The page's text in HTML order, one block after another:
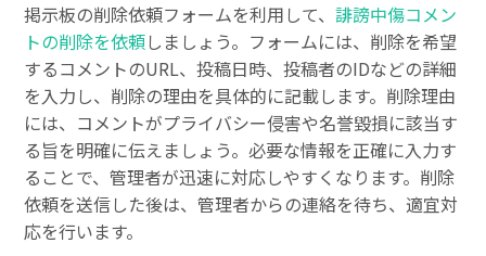
掲示板の削除依頼フォームを利用して、誹謗中傷コメン
トの削除を依頼しましょう。フォームには、削除を希望
するコメントのURL、投稿日時、投稿者のIDなどの詳細
を入力し、削除の理由を具体的に記載します。削除理由
には、コメントがプライバシー侵害や名誉毀損に該当す
る旨を明確に伝えましょう。必要な情報を正確に入力す
ることで、管理者が迅速に対応しやすくなります。削除
依頼を送信した後は、管理者からの連絡を待ち、適宜対
応を行います。